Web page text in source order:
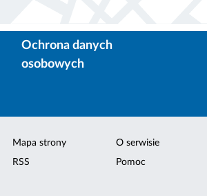
Ochrona danych
osobowych
Mapa strony
RSS
O serwisie
Pomoc